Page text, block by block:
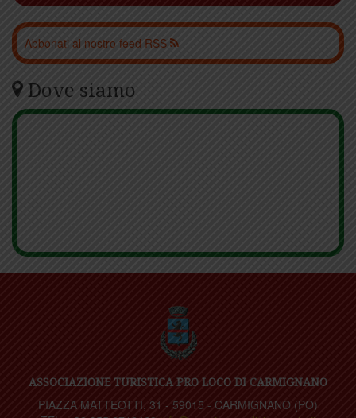
Abbonati al nostro feed RSS
Dove siamo
ASSOCIAZIONE TURISTICA PRO LOCO DI CARMIGNANO
PIAZZA MATTEOTTI, 31 - 59015 - CARMIGNANO (PO)